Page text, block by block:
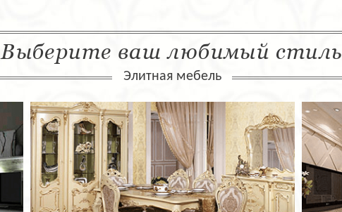
Выберите ваш любимый стиль
Элитная мебель